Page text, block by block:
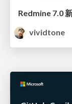
vividtone